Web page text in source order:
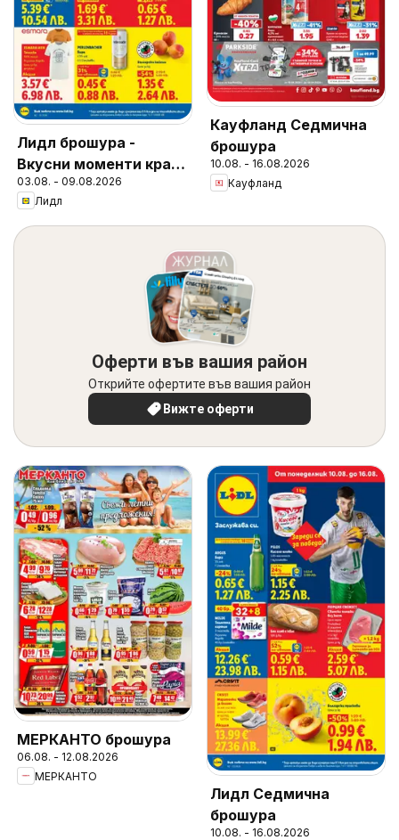
Лидл брошура -
Вкусни моменти край
грила
03.08. - 09.08.2026
Лидл
Кауфланд Седмична
брошура
10.08. - 16.08.2026
Кауфланд
Оферти във вашия район
Открийте офертите във вашия район
Вижте оферти
МЕРКАНТО брошура
06.08. - 12.08.2026
МЕРКАНТО
Лидл Седмична
брошура
10.08. - 16.08.2026